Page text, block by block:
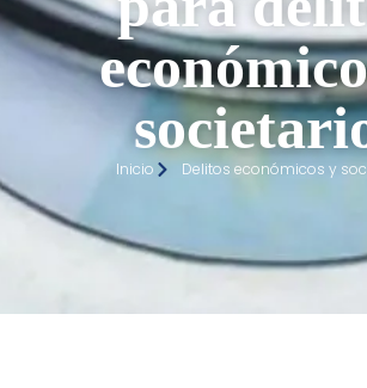
Inicio Delitos económicos y